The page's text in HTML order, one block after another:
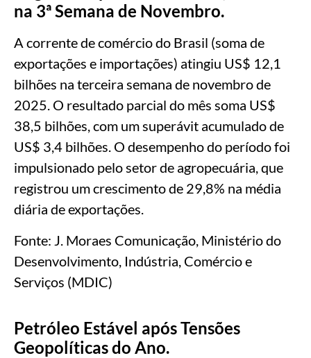
na 3ª Semana de Novembro.
A corrente de comércio do Brasil (soma de
exportações e importações) atingiu US$ 12,1
bilhões na terceira semana de novembro de
2025. O resultado parcial do mês soma US$
38,5 bilhões, com um superávit acumulado de
US$ 3,4 bilhões. O desempenho do período foi
impulsionado pelo setor de agropecuária, que
registrou um crescimento de 29,8% na média
diária de exportações.
Fonte: J. Moraes Comunicação, Ministério do
Desenvolvimento, Indústria, Comércio e
Serviços (MDIC)
Petróleo Estável após Tensões
Geopolíticas do Ano.